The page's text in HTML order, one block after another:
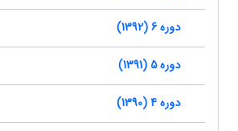
دوره 6 (1392)
دوره 5 (1391)
دوره 4 (1390)